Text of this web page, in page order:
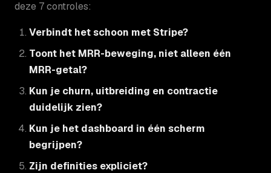
deze 7 controles:
Verbindt het schoon met Stripe?
Toont het MRR-beweging, niet alleen één
MRR-getal?
Kun je churn, uitbreiding en contractie
duidelijk zien?
Kun je het dashboard in één scherm
begrijpen?
Zijn definities expliciet?